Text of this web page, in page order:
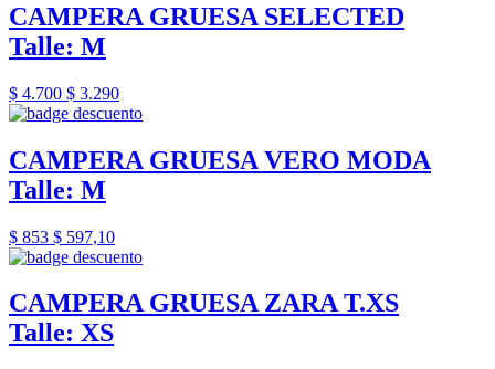
CAMPERA GRUESA SELECTED
Talle: M
$ 4.700 $ 3.290
CAMPERA GRUESA VERO MODA
Talle: M
$ 853 $ 597,10
CAMPERA GRUESA ZARA T.XS
Talle: XS